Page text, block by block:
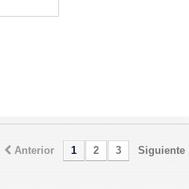
Anterior 1 2 3 Siguiente